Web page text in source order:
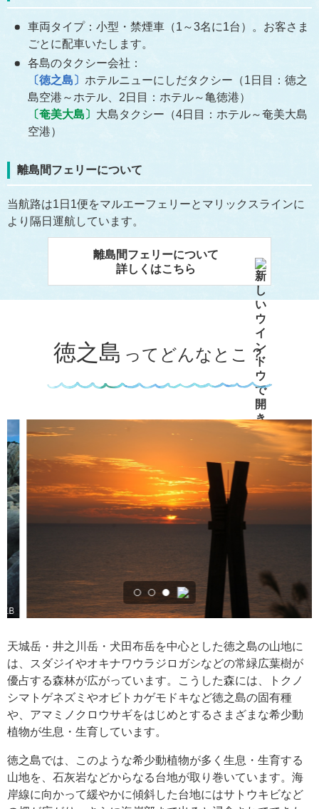
車両タイプ：小型・禁煙車（1～3名に1台）。お客さま
ごとに配車いたします。
各島のタクシー会社：
〔徳之島〕 ホテルニューにしだタクシー（1日目：徳之
島空港～ホテル、2日目：ホテル～亀徳港）
〔奄美大島〕 大島タクシー（4日目：ホテル～奄美大島
空港）
離島間フェリーについて
当航路は1日1便をマルエーフェリーとマリックスラインに
より隔日運航しています。
離島間フェリーについて
詳しくはこちら
徳之島 ってどんなとこ？
天城岳・井之川岳・犬田布岳を中心とした徳之島の山地に
は、スダジイやオキナワウラジロガシなどの常緑広葉樹が
優占する森林が広がっています。こうした森には、トクノ
シマトゲネズミやオビトカゲモドキなど徳之島の固有種
や、アマミノクロウサギをはじめとするさまざまな希少動
植物が生息・生育しています。
徳之島では、このような希少動植物が多く生息・生育する
山地を、石灰岩などからなる台地が取り巻いています。海
岸線に向かって緩やかに傾斜した台地にはサトウキビなど